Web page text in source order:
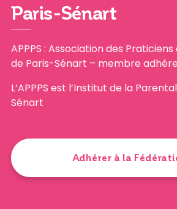
Paris-Sénart
APPPS : Association des
de Paris-Sénart – membre
L’APPPS est l’Institut de la
Sénart
Adhérer à la